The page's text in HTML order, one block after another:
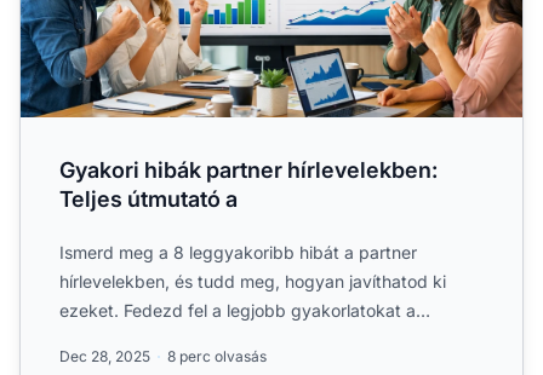
Gyakori hibák partner hírlevelekben:
Teljes útmutató a
Ismerd meg a 8 leggyakoribb hibát a partner
hírlevelekben, és tudd meg, hogyan javíthatod ki
ezeket. Fedezd fel a legjobb gyakorlatokat a
Dec 28, 2025 8 perc olvasás